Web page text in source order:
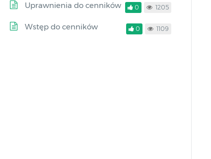
Uprawnienia do cenników 0 1205
Wstęp do cenników 0 1109